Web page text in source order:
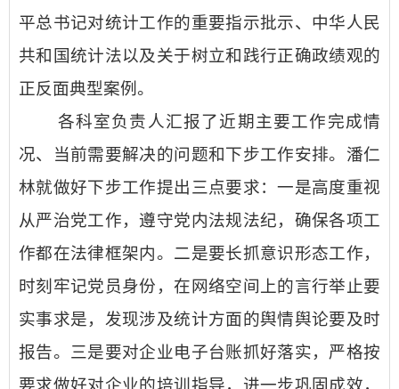
平总书记对统计工作的重要指示批示、中华人民
共和国统计法以及关于树立和践行正确政绩观的
正反面典型案例。
各科室负责人汇报了近期主要工作完成情
况、当前需要解决的问题和下步工作安排。潘仁
林就做好下步工作提出三点要求：一是高度重视
从严治党工作，遵守党内法规法纪，确保各项工
作都在法律框架内。二是要长抓意识形态工作，
时刻牢记党员身份，在网络空间上的言行举止要
实事求是，发现涉及统计方面的舆情舆论要及时
报告。三是要对企业电子台账抓好落实，严格按
要求做好对企业的培训指导，进一步巩固成效，